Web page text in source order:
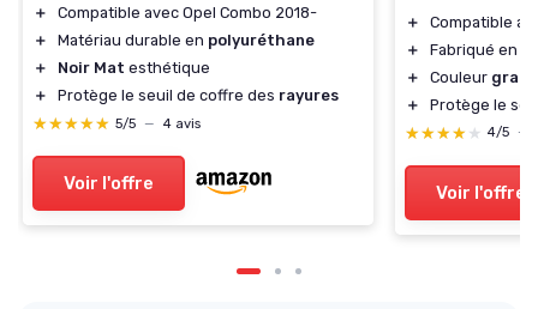
＋
Compatible avec Opel Combo 2018-
＋
Matériau durable en polyuréthane
＋
Noir Mat esthétique
＋
Protège le seuil de coffre des rayures
★★★★★
★★★★★ 5/5 — 4 avis
Voir l'offre
＋
Compatible
＋
Fabriqué en
＋
Couleur
＋
Protège le
★★★★★
★★★★★ 4/5 —
Voir l'offre